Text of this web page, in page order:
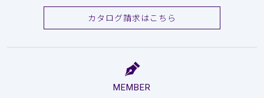
カタログ請求はこちら
MEMBER